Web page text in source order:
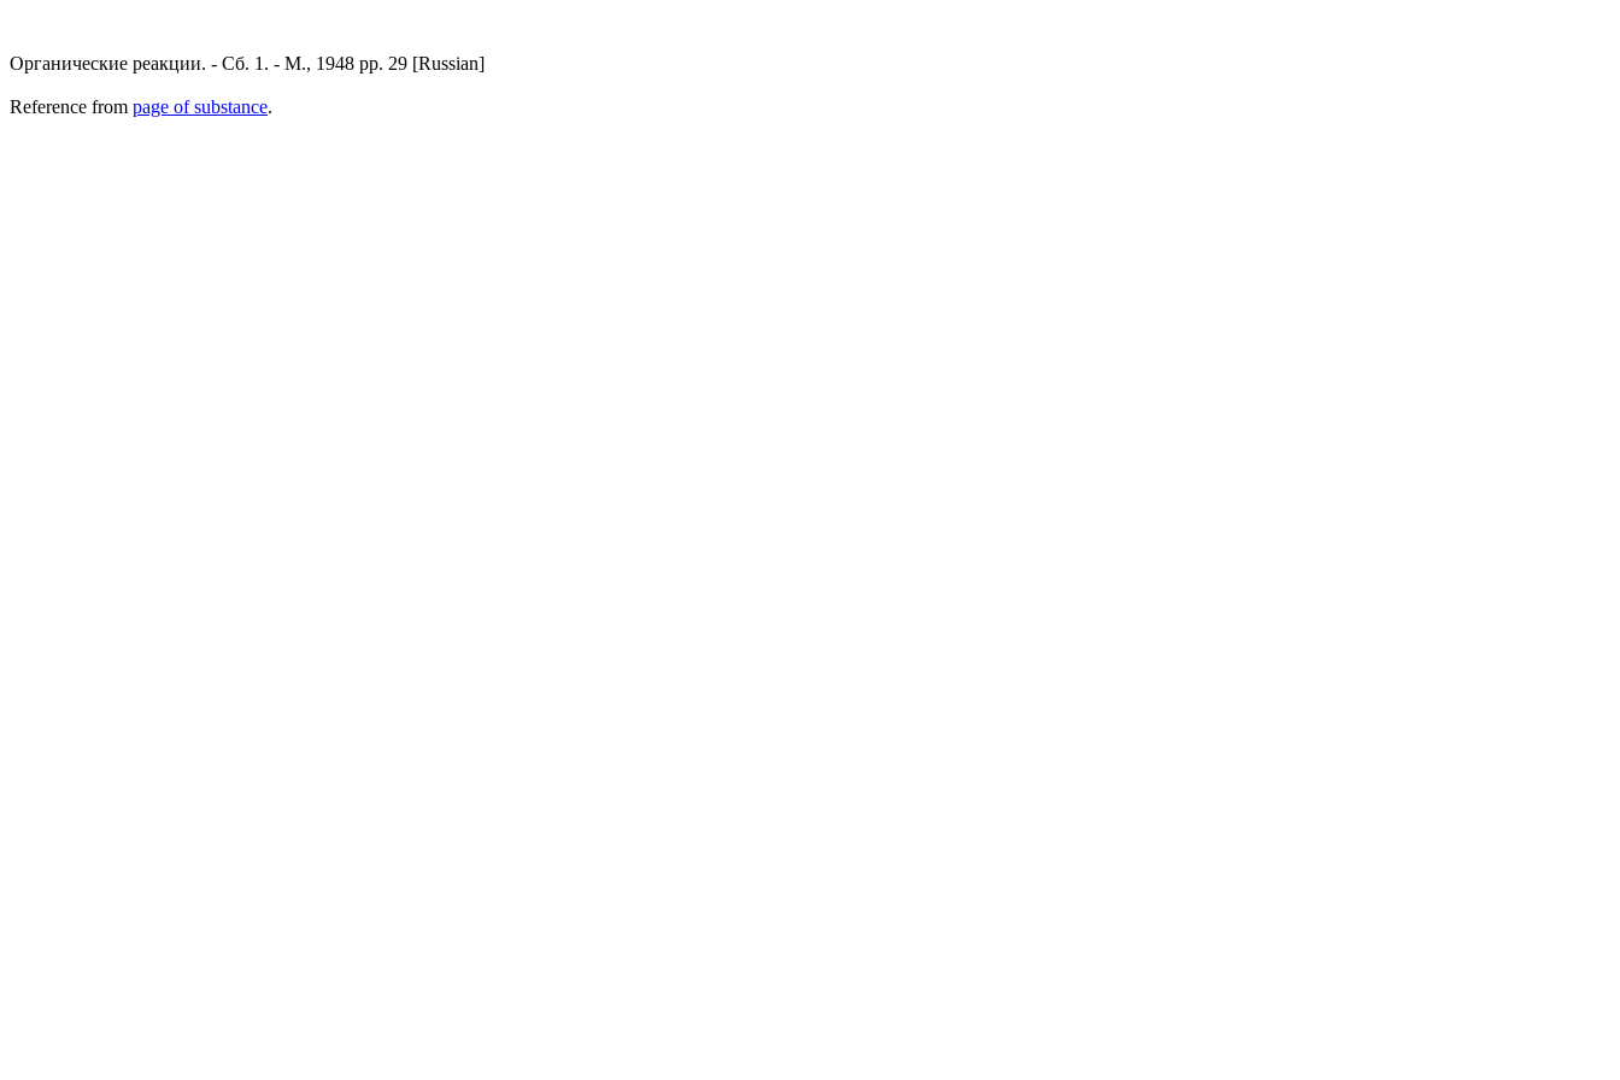
Органические реакции. - Сб. 1. - М., 1948 pp. 29 [Russian]
Reference from page of substance.